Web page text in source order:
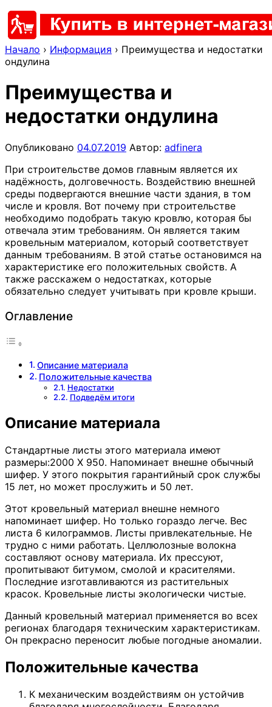
Начало › Информация › Преимущества и недостатки
ондулина
Преимущества и
недостатки ондулина
Опубликовано 04.07.2019 Автор: adfinera
При строительстве домов главным является их
надёжность, долговечность. Воздействию внешней
среды подвергаются внешние части здания, в том
числе и кровля. Вот почему при строительстве
необходимо подобрать такую кровлю, которая бы
отвечала этим требованиям. Он является таким
кровельным материалом, который соответствует
данным требованиям. В этой статье остановимся на
характеристике его положительных свойств. А
также расскажем о недостатках, которые
обязательно следует учитывать при кровле крыши.
Оглавление
Описание материала
Положительные качества
Недостатки
Подведём итоги
Описание материала
Стандартные листы этого материала имеют
размеры:2000 Х 950. Напоминает внешне обычный
шифер. У этого покрытия гарантийный срок службы
15 лет, но может прослужить и 50 лет.
Этот кровельный материал внешне немного
напоминает шифер. Но только гораздо легче. Вес
листа 6 килограммов. Листы привлекательные. Не
трудно с ними работать. Целлюлозные волокна
составляют основу материала. Их прессуют,
пропитывают битумом, смолой и красителями.
Последние изготавливаются из растительных
красок. Кровельные листы экологически чистые.
Данный кровельный материал применяется во всех
регионах благодаря техническим характеристикам.
Он прекрасно переносит любые погодные аномалии.
Положительные качества
К механическим воздействиям он устойчив